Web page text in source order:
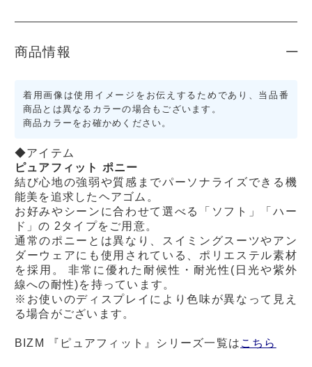
商品情報
着用画像は使用イメージをお伝えするためであり、当品番
商品とは異なるカラーの場合もございます。
商品カラーをお確かめください。
◆アイテム
ピュアフィット ポニー
結び心地の強弱や質感までパーソナライズできる機
能美を追求したヘアゴム。
お好みやシーンに合わせて選べる「ソフト」「ハー
ド」の 2タイプをご用意。
通常のポニーとは異なり、スイミングスーツやアン
ダーウェアにも使用されている、ポリエステル素材
を採用。 非常に優れた耐候性・耐光性(日光や紫外
線への耐性)を持っています。
※お使いのディスプレイにより色味が異なって見え
る場合がございます。
BIZM 『ピュアフィット』シリーズ一覧は こちら